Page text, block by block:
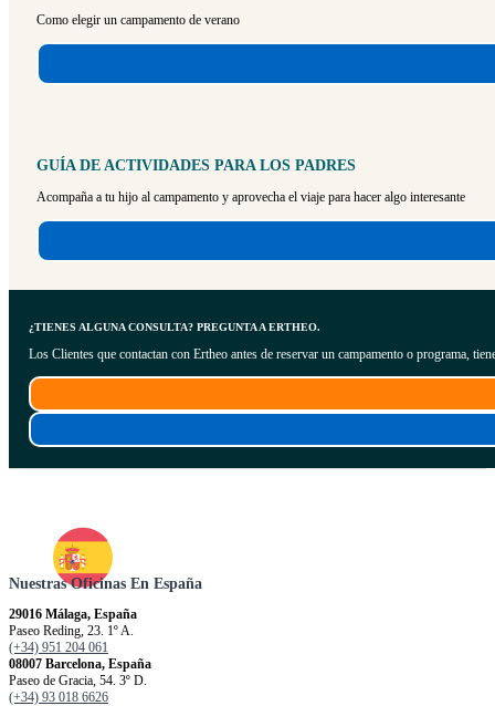
Como elegir un campamento de verano
GUÍA DE ACTIVIDADES PARA LOS PADRES
Acompaña a tu hijo al campamento y aprovecha el viaje para hacer algo interesante
¿TIENES ALGUNA CONSULTA? PREGUNTA A ERTHEO.
Los Clientes que contactan con Ertheo antes de reservar un campamento o programa,
Nuestras Oficinas En España
29016 Málaga, España
Paseo Reding, 23. 1º A.
(+34) 951 204 061
08007 Barcelona, España
Paseo de Gracia, 54. 3º D.
(+34) 93 018 6626